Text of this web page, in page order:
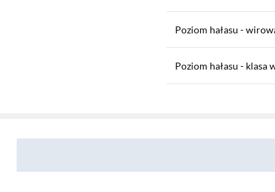
Poziom hałasu -
Poziom hałasu - klasa
Zużycie wody pranie/
Czas trwania cyklu